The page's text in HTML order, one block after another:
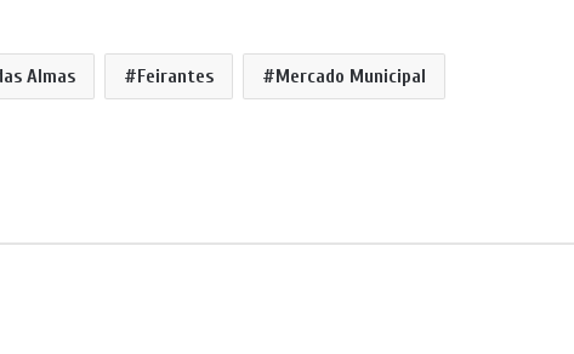
Almas Feirantes Mercado Municipal